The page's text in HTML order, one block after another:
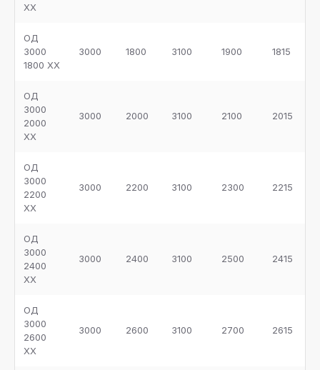
ХХ
ОД
3000
1800 ХХ
3000 1800 3100 1900 1815
ОД
3000
2000
ХХ
3000 2000 3100 2100 2015
ОД
3000
2200
ХХ
3000 2200 3100 2300 2215
ОД
3000
2400
ХХ
3000 2400 3100 2500 2415
ОД
3000
2600
ХХ
3000 2600 3100 2700 2615